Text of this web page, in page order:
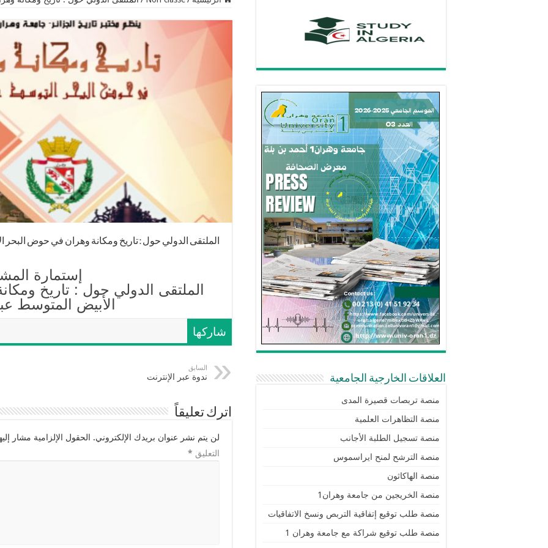
الملتقى الدولي حول : تاريخ ومكانة وهران في حوض البحر
إستمارة
الملتقى الدولي حول : تاريخ
الأبيض المتوسط
شاركها
السابق
ندوة عبر الإنترنت
اترك تعليقاً
لن يتم نشر عنوان بريدك الإلكتروني. الحقول الإلزامية مشار
التعليق *
العلاقات الخارجية الجامعية
منصة تربصات قصيرة المدى
منصة التظاهرات العلمية
منصة تسجيل الطلبة الأجانب
منصة الترشح لمنح ايراسموس
منصة الهاكاثون
منصة الخريجين من جامعة وهران1
منصة طلب توقيع إتفاقية التربص ونسخ الاتفاقيات
منصة طلب توقيع شراكة مع جامعة وهران 1